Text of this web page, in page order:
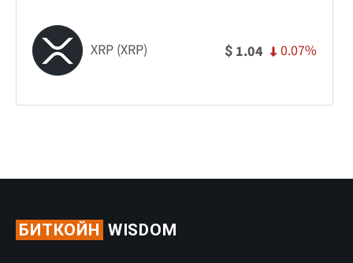
XRP (XRP) $ 1.04 0.07%
БИТКОЙН WISDOM